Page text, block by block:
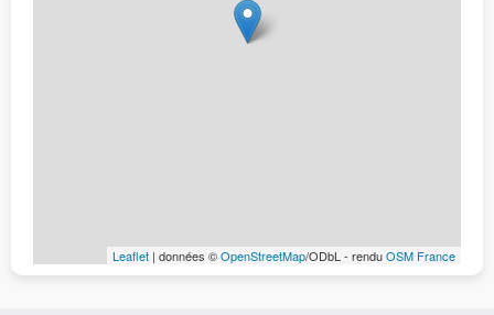
Leaflet | données ©OpenStreetMap/ODbL - renduOSM France